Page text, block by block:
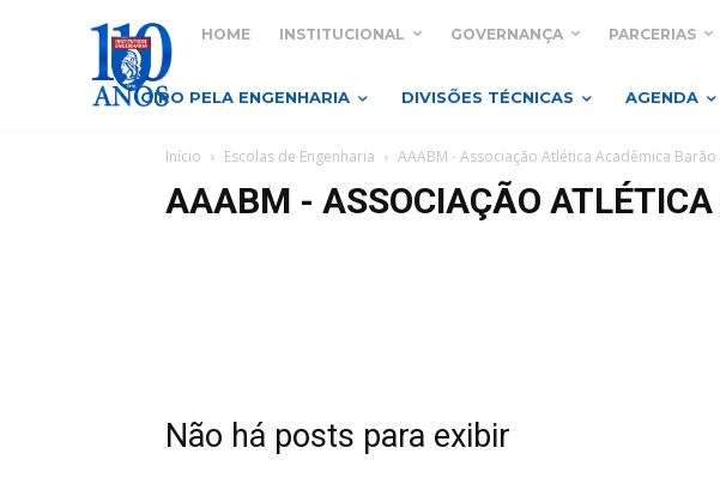
HOME INSTITUCIONAL GOVERNANÇA PARCERIAS
GIRO PELA ENGENHARIA DIVISÕES TÉCNICAS AGENDA
Início Escolas de Engenharia AAABM - Associação Atlética Acadêmica Barão
AAABM - ASSOCIAÇÃO
Não há posts para exibir